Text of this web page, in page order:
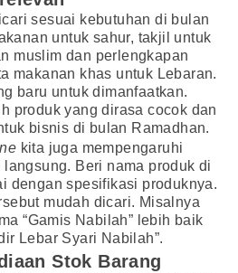
sesuai kebutuhan di bulan
untuk sahur, takjil untuk
muslim dan perlengkapan
makanan khas untuk Lebaran.
baru untuk dimanfaatkan.
produk yang dirasa cocok dan
bisnis di bulan Ramadhan.
kita juga mempengaruhi
Beri nama produk di
dengan spesifikasi produknya.
mudah dicari. Misalnya
“Gamis Nabilah” lebih baik
Lebar Syari Nabilah”.
Stok Barang